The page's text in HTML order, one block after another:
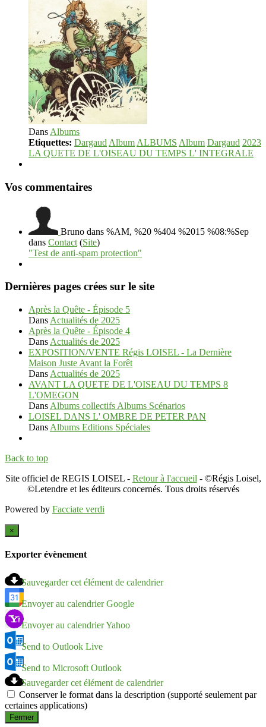
Dans Albums
Etiquettes: Dargaud Album ALBUMS Album Dargaud 2023
LA QUETE DE L'OISEAU DU TEMPS L' INTEGRALE
Vos commentaires
Bruno dans %AM, %20 %404 %2015 %08:%Sep
dans Contact (Site)
"Test de anti-spam protection"
Dernières pages crées sur le site
Après la Quête - Épisode 5
Dans Actualités de 2025
Après la Quête - Épisode 4
Dans Actualités de 2025
EXPOSITION/VENTE Régis LOISEL - La Dernière
Maison Juste Avant la Forêt
Dans Actualités de 2025
AVANT LA QUETE DE L'OISEAU DU TEMPS 8
L'OMEGON
Dans Albums collectifs Albums Scénarios
LOISEL DANS L' OMBRE DE PETER PAN
Dans Albums Editions Spéciales
Back to top
Site officiel de REGIS LOISEL - Retour à l'accueil - ©Régis Loisel,
©Letendre et les éditeurs concernés. Tous droits réservés
Powered by Facciate verdi
×
Exporter évènement
Sauvegarder cet élément de calendrier
Envoyer au calendrier Google
Envoyer au calendrier Yahoo
Send to Outlook Live
Send to Microsoft Outlook
Sauvegarder cet élément de calendrier
Conserver le format dans la description (supporté seulement par
certaines applications)
Fermer